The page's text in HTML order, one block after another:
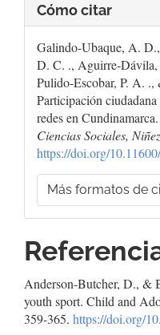
Cómo citar
Galindo-Ubaque, A.
D. C. ., Aguirre-
Pulido-Escobar, P. A.
Participación
redes en Cundinamarca.
Ciencias Sociales,
https://doi.org/
Más formatos de
Anderson-Butcher, D., &
youth sport. Child and
359-365. https://doi.org/